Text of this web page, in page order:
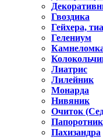
Гвоздика
Гейхера,
Гелениум
Лиатрис
Лилейник
Монарда
Нивяник
Очиток
Папоротник
Пахизандра